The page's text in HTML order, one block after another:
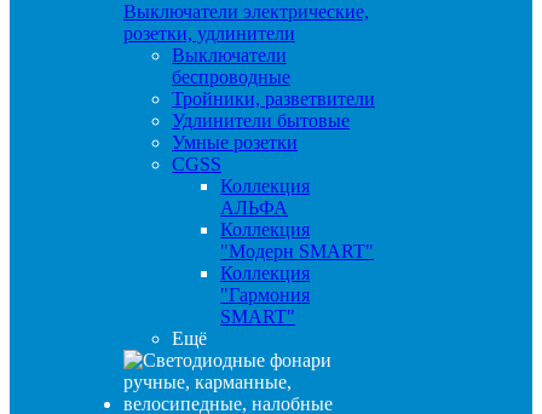
Выключатели электрические,
розетки, удлинители
Выключатели
беспроводные
Тройники, разветвители
Удлинители бытовые
Умные розетки
CGSS
Коллекция
АЛЬФА
Коллекция
"Модерн SMART"
Коллекция
"Гармония
SMART"
Ещё